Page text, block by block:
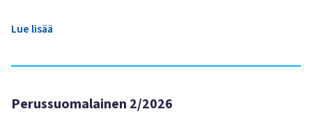
Lue lisää
Perussuomalainen 2/2026